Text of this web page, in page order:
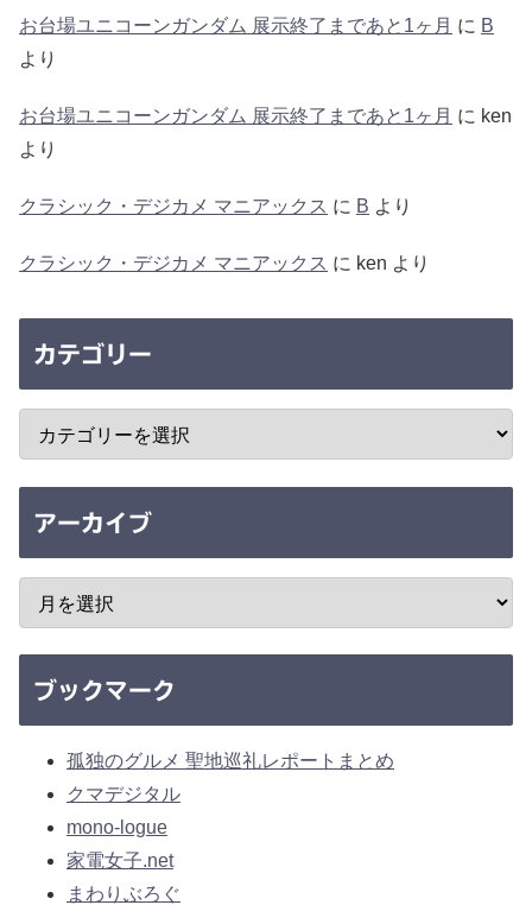
お台場ユニコーンガンダム 展示終了まであと1ヶ月 に B
より
お台場ユニコーンガンダム 展示終了まであと1ヶ月 に ken
より
クラシック・デジカメ マニアックス に B より
クラシック・デジカメ マニアックス に ken より
カテゴリー
アーカイブ
ブックマーク
孤独のグルメ 聖地巡礼レポートまとめ
クマデジタル
mono-logue
家電女子.net
まわりぶろぐ